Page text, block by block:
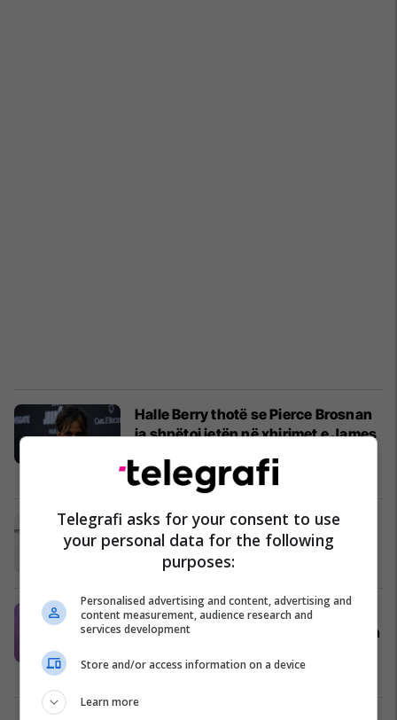
Halle Berry thotë se Pierce Brosnan
ia shpëtoi jetën në xhirimet e James
Po Flitet 24/04/2020
Ish-aktori i James Bond, Pierce
Brosnan habit fansat me dukjen e tij
21/04/2020
Filmi ku do të luajë Camila Cabello
në rolin e Hirushes, shtyhet për vitin
TV / Film 10/04/2020
Telegrafi asks for your consent to use
your personal data for the following
purposes:
Personalised advertising and content, advertising and
content measurement, audience research and
services development
Store and/or access information on a device
Learn more